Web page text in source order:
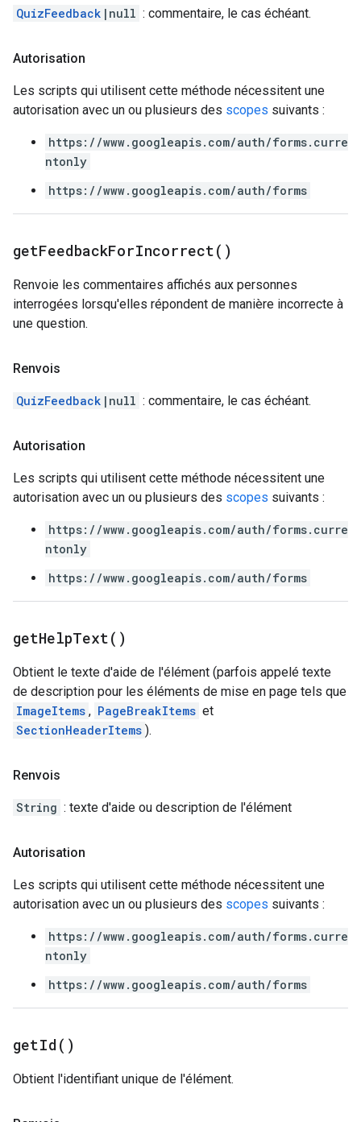
QuizFeedback |null : commentaire, le cas échéant.
Autorisation
Les scripts qui utilisent cette méthode nécessitent une
autorisation avec un ou plusieurs des scopes suivants :
https://www.googleapis.com/auth/forms.curre
ntonly
https://www.googleapis.com/auth/forms
getFeedbackForIncorrect( )
Renvoie les commentaires affichés aux personnes
interrogées lorsqu'elles répondent de manière incorrecte à
une question.
Renvois
QuizFeedback |null : commentaire, le cas échéant.
Autorisation
Les scripts qui utilisent cette méthode nécessitent une
autorisation avec un ou plusieurs des scopes suivants :
https://www.googleapis.com/auth/forms.curre
ntonly
https://www.googleapis.com/auth/forms
getHelpText( )
Obtient le texte d'aide de l'élément (parfois appelé texte
de description pour les éléments de mise en page tels que
ImageItems , PageBreakItems et
SectionHeaderItems ).
Renvois
String : texte d'aide ou description de l'élément
Autorisation
Les scripts qui utilisent cette méthode nécessitent une
autorisation avec un ou plusieurs des scopes suivants :
https://www.googleapis.com/auth/forms.curre
ntonly
https://www.googleapis.com/auth/forms
getId( )
Obtient l'identifiant unique de l'élément.